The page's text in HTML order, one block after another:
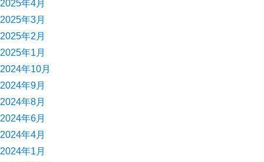
2025年4月
2025年3月
2025年2月
2025年1月
2024年10月
2024年9月
2024年8月
2024年6月
2024年4月
2024年1月